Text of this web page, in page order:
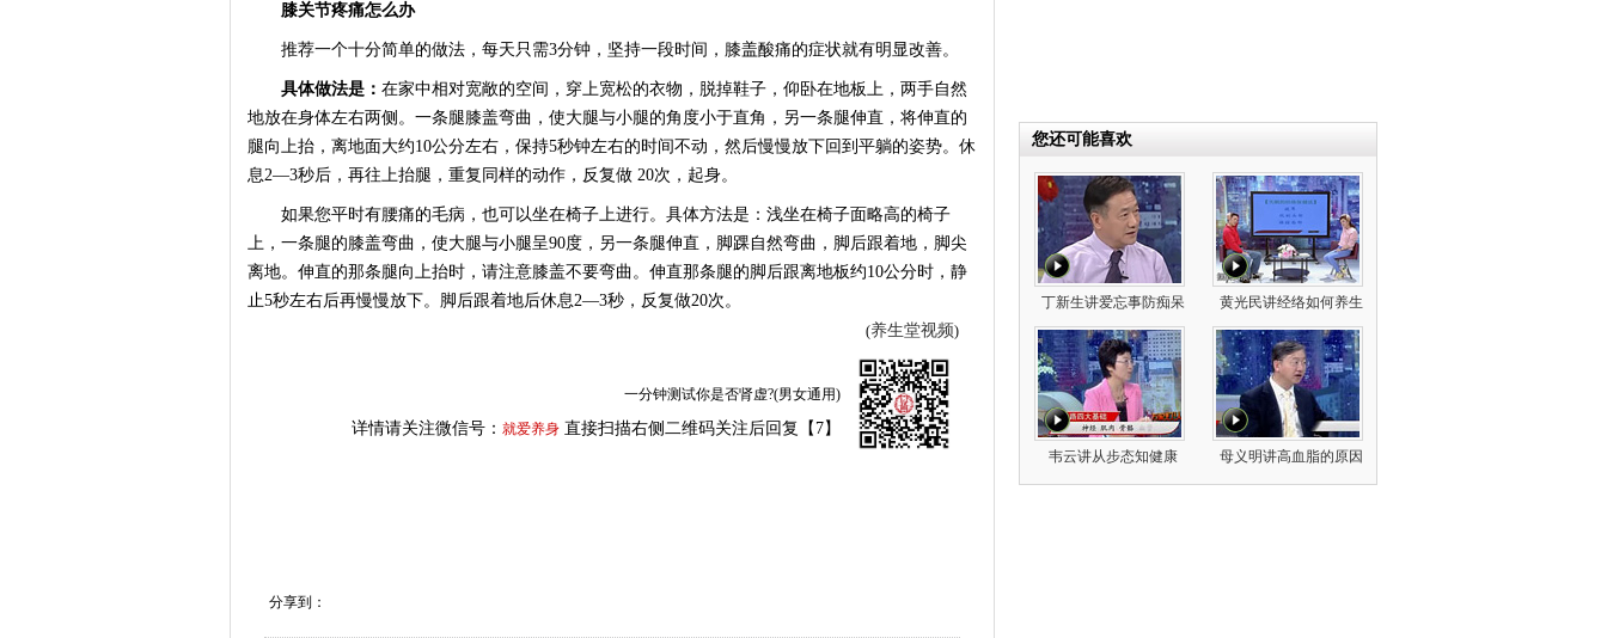
膝关节疼痛怎么办
推荐一个十分简单的做法，每天只需3分钟，坚持一段时间，膝盖酸痛的症状就有明显改善。
具体做法是： 在家中相对宽敞的空间，穿上宽松的衣物，脱掉鞋子，仰卧在地板上，两手自然
地放在身体左右两侧。一条腿膝盖弯曲，使大腿与小腿的角度小于直角，另一条腿伸直，将伸直的
腿向上抬，离地面大约10公分左右，保持5秒钟左右的时间不动，然后慢慢放下回到平躺的姿势。休
息2—3秒后，再往上抬腿，重复同样的动作，反复做 20次，起身。
如果您平时有腰痛的毛病，也可以坐在椅子上进行。具体方法是：浅坐在椅子面略高的椅子
上，一条腿的膝盖弯曲，使大腿与小腿呈90度，另一条腿伸直，脚踝自然弯曲，脚后跟着地，脚尖
离地。伸直的那条腿向上抬时，请注意膝盖不要弯曲。伸直那条腿的脚后跟离地板约10公分时，静
止5秒左右后再慢慢放下。脚后跟着地后休息2—3秒，反复做20次。
(养生堂视频)
一分钟测试你是否肾虚?(男女通用)
详情请关注微信号： 就爱养身 直接扫描右侧二维码关注后回复【7】
分享到：
您还可能喜欢
丁新生讲爱忘事防痴呆 黄光民讲经络如何养生
韦云讲从步态知健康 母义明讲高血脂的原因